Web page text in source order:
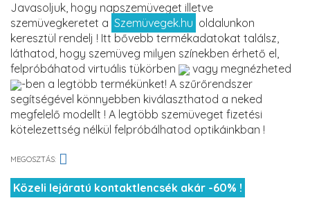
Javasoljuk, hogy napszemüveget illetve
szemüvegkeretet a Szemüvegek.hu oldalunkon
keresztül rendelj ! Itt bővebb termékadatokat találsz,
láthatod, hogy szemüveg milyen színekben érhető el,
felpróbáhatod virtuális tükörben
vagy megnézheted
-ben a legtöbb termékünket! A szűrőrendszer
segítségével könnyebben kiválaszthatod a neked
megfelelő modellt ! A legtöbb szemüveget fizetési
kötelezettség nélkül felpróbálhatod optikáinkban !
MEGOSZTÁS:
Közeli lejáratú kontaktlencsék akár -60% !